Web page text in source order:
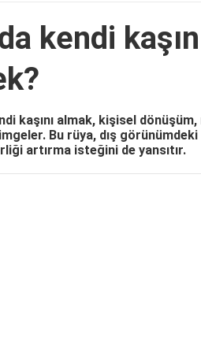
kendi
kaşını almak, kişisel
Bu rüya, dış
artırma isteğini de yansıtır.